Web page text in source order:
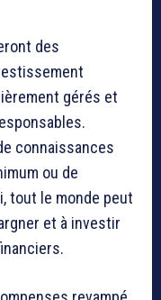
des
gérés et
connaissances
ou de
tout le monde peut
et à investir